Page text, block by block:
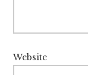
Website